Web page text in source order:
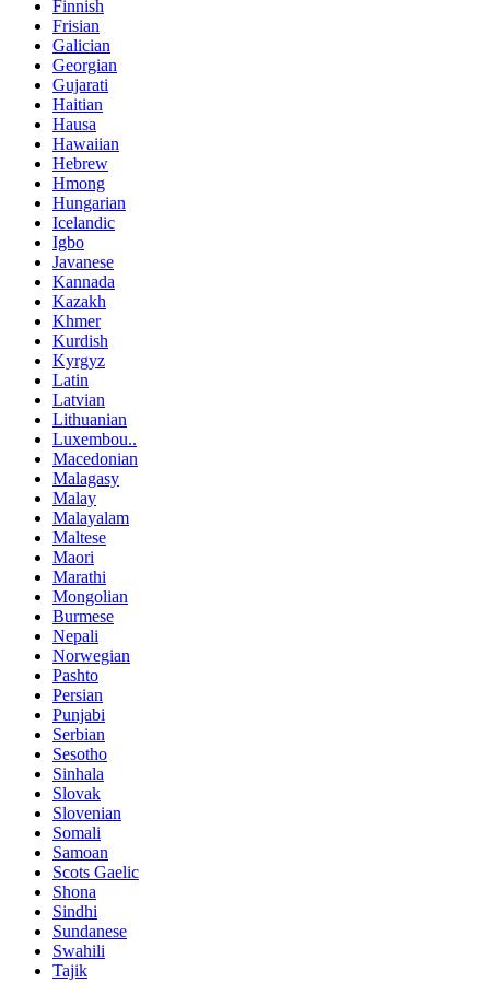
Finnish
Frisian
Galician
Georgian
Gujarati
Haitian
Hausa
Hawaiian
Hebrew
Hmong
Hungarian
Icelandic
Igbo
Javanese
Kannada
Kazakh
Khmer
Kurdish
Kyrgyz
Latin
Latvian
Lithuanian
Luxembou..
Macedonian
Malagasy
Malay
Malayalam
Maltese
Maori
Marathi
Mongolian
Burmese
Nepali
Norwegian
Pashto
Persian
Punjabi
Serbian
Sesotho
Sinhala
Slovak
Slovenian
Somali
Samoan
Scots Gaelic
Shona
Sindhi
Sundanese
Swahili
Tajik